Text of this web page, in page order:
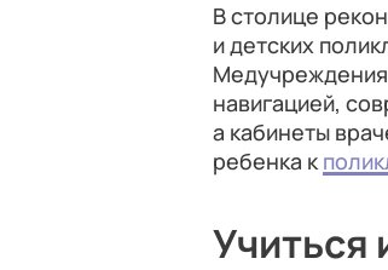
В столице
и детских
навигацией,
а кабинеты
ребенка к
Учиться